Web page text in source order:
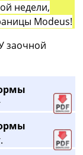
недели,
Modeus!
заочной